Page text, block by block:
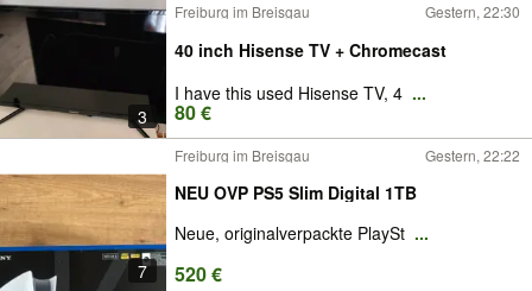
3
Freiburg im Breisgau Gestern, 22:30
40 inch Hisense TV + Chromecast
I have this used Hisense TV, 4 ...
80 €
7
Freiburg im Breisgau Gestern, 22:22
NEU OVP PS5 Slim Digital 1TB
Neue, originalverpackte PlaySt ...
520 €